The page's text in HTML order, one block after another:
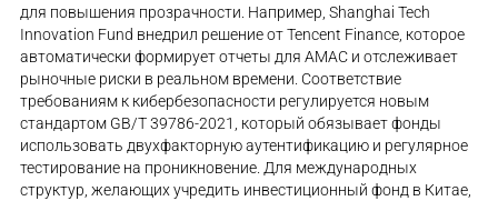
для повышения прозрачности. Например, Shanghai Tech
Innovation Fund внедрил решение от Tencent Finance, которое
автоматически формирует отчеты для AMAC и отслеживает
рыночные риски в реальном времени. Соответствие
требованиям к кибербезопасности регулируется новым
стандартом GB/T 39786-2021, который обязывает фонды
использовать двухфакторную аутентификацию и регулярное
тестирование на проникновение. Для международных
структур, желающих учредить инвестиционный фонд в Китае,